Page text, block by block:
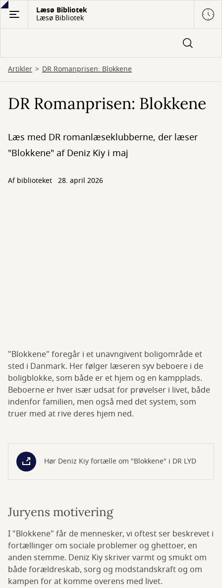
Gå
hovedindhold
Læsø Bibliotek
Læsø Bibliotek
Artikler DR Romanprisen: Blokkene
DR Romanprisen: Blokkene
Læs med DR romanlæseklubberne, der læser
"Blokkene" af Deniz Kiy i maj
Af biblioteket 28. april 2026
"Blokkene" foregår i et unavngivent boligområde et
sted i Danmark. Her følger læseren syv beboere i de
boligblokke, som både er et hjem og en kampplads.
Beboerne er hver især udsat for prøvelser i livet, både
indenfor familien, men også med det system, som
truer med at rive deres hjem ned.
Hør Deniz Kiy fortælle om "Blokkene" i DR LYD
Juryens motivering
I "Blokkene" får de mennesker, vi oftest ser beskrevet i
fortællinger om sociale problemer og ghettoer, en
anden stemme. Deniz Kiy skriver varmt og smukt om
både forældreskab, sorg og modstandskraft og om
kampen for at komme overens med livet.